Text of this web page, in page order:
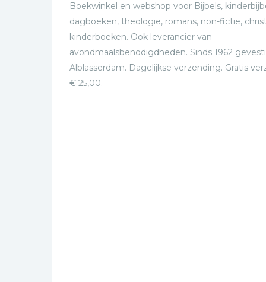
Boekwinkel en webshop voor Bijbels,
dagboeken, theologie, romans, non-fictie,
kinderboeken. Ook leverancier van
avondmaalsbenodigdheden. Sinds 1962
Alblasserdam. Dagelijkse verzending. Gratis
€ 25,00.